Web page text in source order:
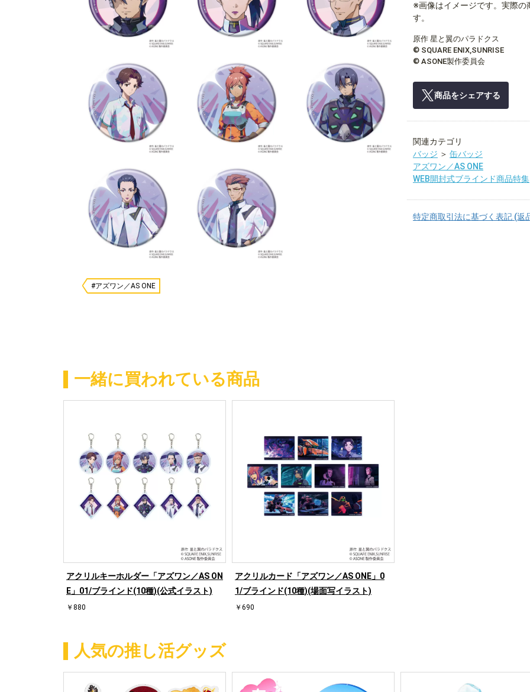
#アズワン／AS ONE
※画像はイメージです。実際
す。
原作 星と翼のパラドクス
© SQUARE ENIX,SUNRISE
© ASONE製作委員会
商品をシェアする
関連カテゴリ
バッジ ＞ 缶バッジ
アズワン／AS ONE
WEB開封式ブラインド商品特集
特定商取引法に基づく表記 (返
一緒に買われている商品
アクリルキーホルダー「アズワン／AS ON
E」01/ブラインド(10種)(公式イラスト)
￥880
アクリルカード「アズワン／AS ONE」0
1/ブラインド(10種)(場面写イラスト)
￥690
人気の推し活グッズ